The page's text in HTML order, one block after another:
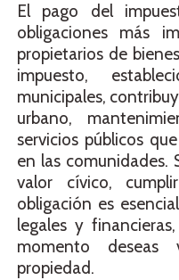
El pago del
obligaciones más
propietarios de
impuesto,
municipales,
urbano,
servicios públicos
en las comunidades.
valor cívico,
obligación es
legales y
momento
propiedad.